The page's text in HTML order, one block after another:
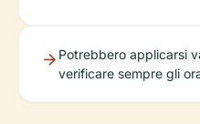
Potrebbero applicarsi
verificare sempre gli